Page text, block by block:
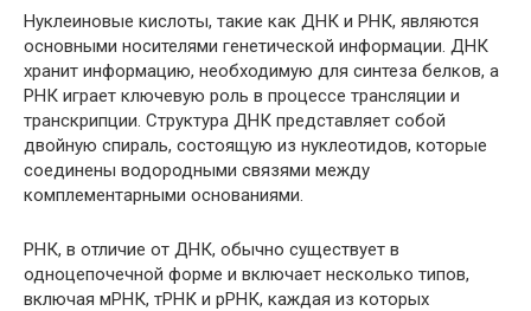
Нуклеиновые кислоты, такие как ДНК и РНК, являются
основными носителями генетической информации. ДНК
хранит информацию, необходимую для синтеза белков, а
РНК играет ключевую роль в процессе трансляции и
транскрипции. Структура ДНК представляет собой
двойную спираль, состоящую из нуклеотидов, которые
соединены водородными связями между
комплементарными основаниями.
РНК, в отличие от ДНК, обычно существует в
одноцепочечной форме и включает несколько типов,
включая мРНК, тРНК и рРНК, каждая из которых